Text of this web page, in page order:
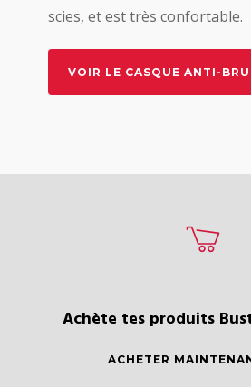
scies, et est très confortable.
VOIR LE CASQUE ANTI-
Achète tes produits
ACHETER